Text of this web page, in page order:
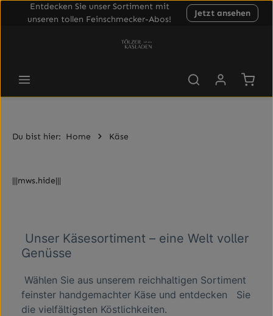
Entdecken Sie unser Sortiment mit
unseren tollen Feinschmecker-Abos!
Jetzt ansehen
Du bist hier: Home Käse
|||mws.hide|||
Unser Käsesortiment – eine Welt voller
Genüsse
Wählen Sie aus unserem reichhaltigen Sortiment
feinster handgemachter Käse und entdecken Sie
die vielfältigsten Köstlichkeiten.